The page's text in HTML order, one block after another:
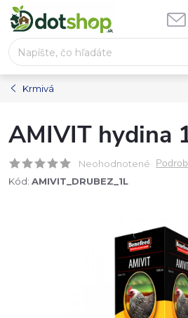
Prejsť
na
obsah
Krmivá
AMIVIT hydina
Neohodnotené
Kód: AMIVIT_DRUBEZ_1L